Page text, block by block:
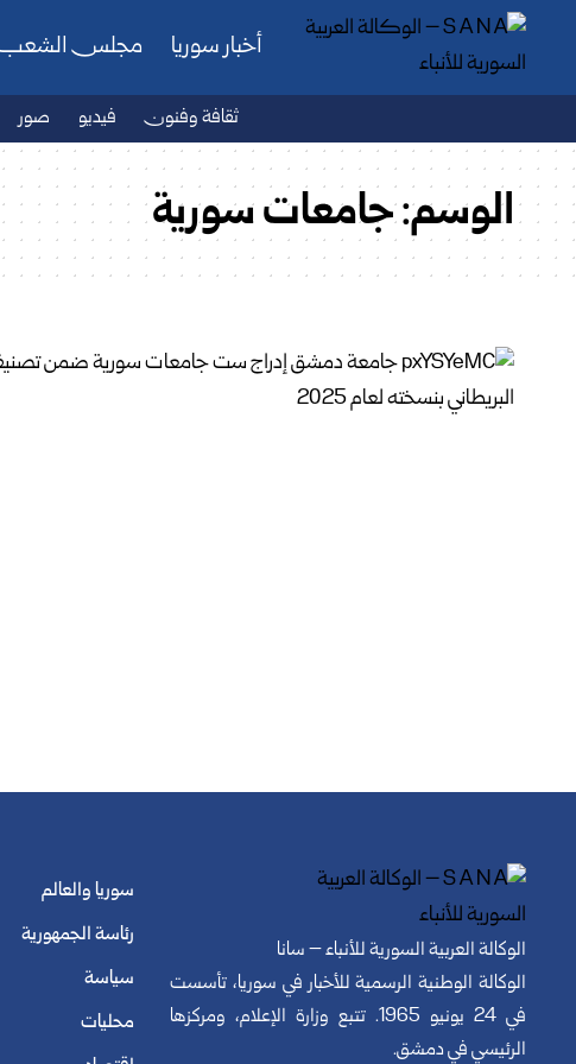
أخبار سوريا مجلس
ثقافة وفنون فيديو صور
الوسم:جامعات سورية
الوكالة العربية السورية للأنباء – سانا
الوكالة الوطنية الرسمية للأخبار في سوريا، تأسست
في 24 يونيو 1965. تتبع وزارة الإعلام، ومركزها
الرئيسي في دمشق.
سوريا والعالم
رئاسة الجمهورية
سياسة
محليات